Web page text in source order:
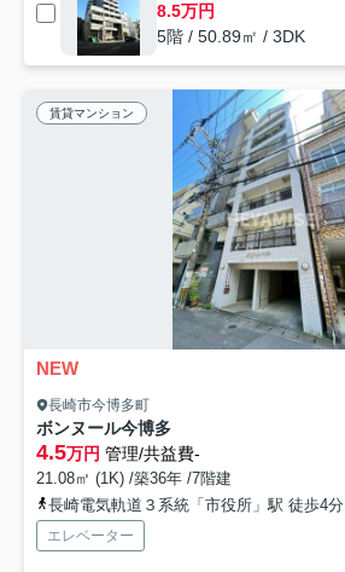
8.5万円
5階 / 50.89㎡ / 3DK
賃貸マンション
NEW
長崎市今博多町
ボンヌール今博多
4.5万円 管理/共益費-
21.08㎡ (1K) /築36年 /7階建
長崎電気軌道３系統「市役所」駅 徒歩4分
エレベーター